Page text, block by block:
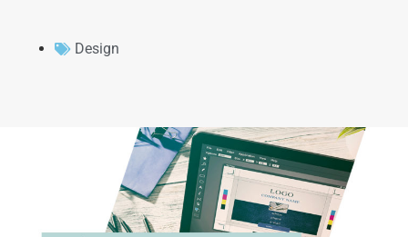
Design